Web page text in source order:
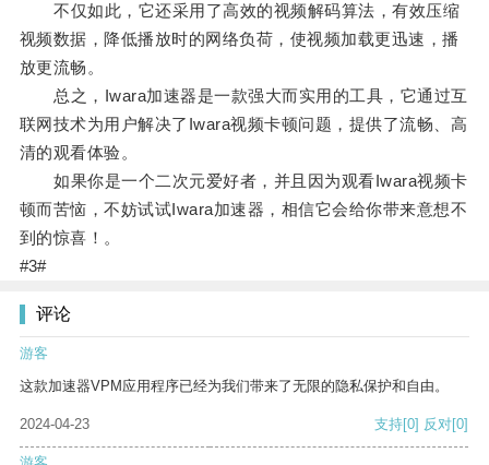
不仅如此，它还采用了高效的视频解码算法，有效压缩
视频数据，降低播放时的网络负荷，使视频加载更迅速，播
放更流畅。
总之，Iwara加速器是一款强大而实用的工具，它通过互
联网技术为用户解决了Iwara视频卡顿问题，提供了流畅、高
清的观看体验。
如果你是一个二次元爱好者，并且因为观看Iwara视频卡
顿而苦恼，不妨试试Iwara加速器，相信它会给你带来意想不
到的惊喜！。
#3#
评论
游客
这款加速器VPM应用程序已经为我们带来了无限的隐私保护和自由。
2024-04-23 支持[0] 反对[0]